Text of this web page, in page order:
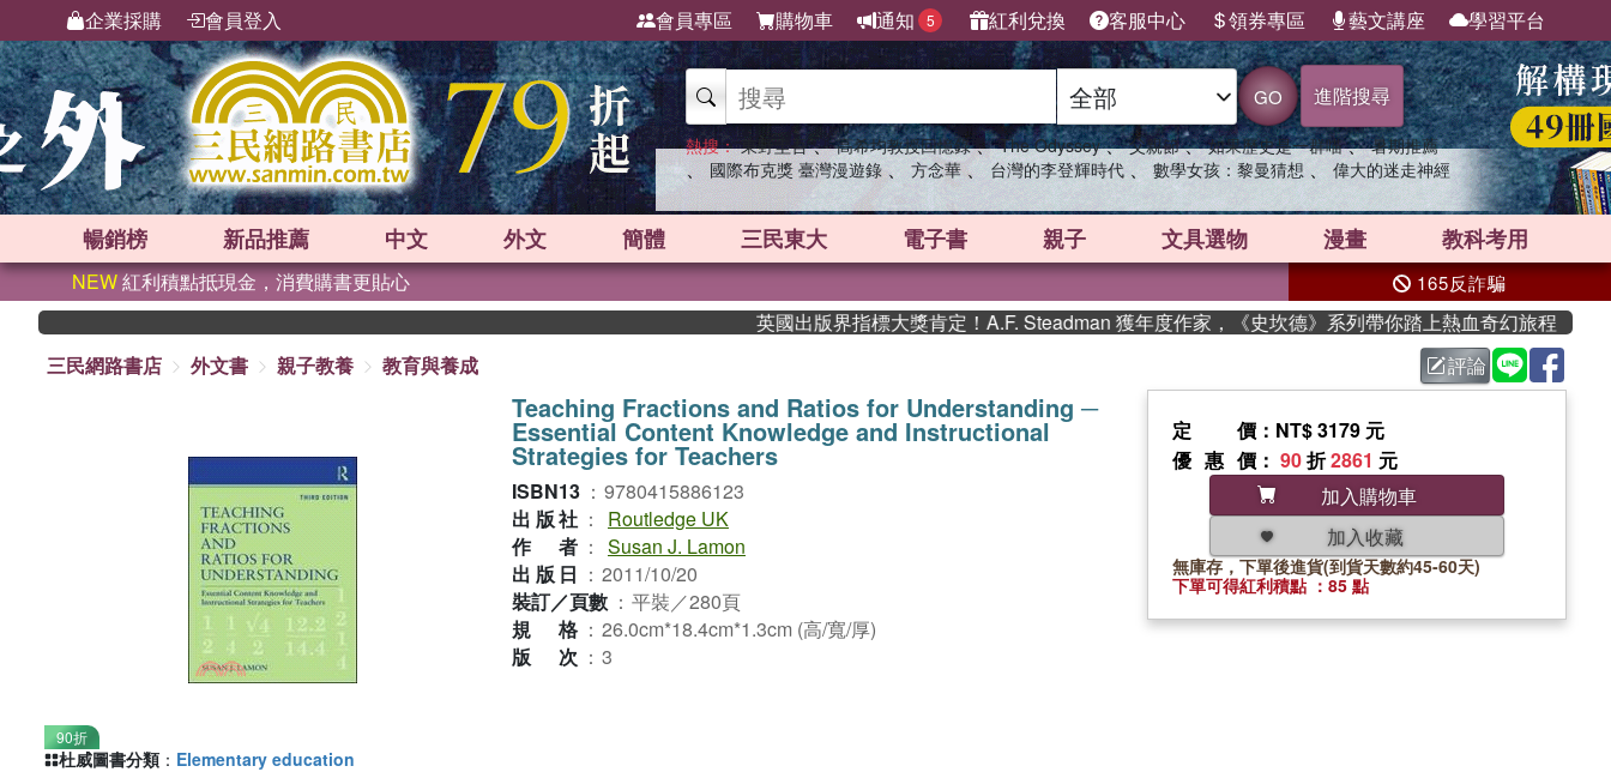
企業採購 會員登入 會員專區 購物車 通知 5 紅利兌換 客服中心 領券專區 藝文講座 學習平台
GO 進階搜尋
熱搜： 東野圭吾 、 高希均教授回憶錄 、 The Odyssey 、 父親節 、 如果歷史是一群喵 、 暑期推薦
、 國際布克獎 臺灣漫遊錄 、 方念華 、 台灣的李登輝時代 、 數學女孩：黎曼猜想 、 偉大的迷走神經
暢銷榜 新品推薦 中文 外文 簡體 三民東大 電子書 親子 文具選物 漫畫 教科考用
NEW紅利積點抵現金，消費購書更貼心 165反詐騙
英國出版界指標大獎肯定！A.F. Steadman 獲年度作家，《史坎德》系列帶你踏上熱血奇幻旅程
三民網路書店
外文書 親子教養 教育與養成 評論
90折
Teaching Fractions and Ratios for Understanding ─
Essential Content Knowledge and Instructional
Strategies for Teachers
ISBN13 ： 9780415886123
出版社 ：
Routledge UK
作者 ： Susan J. Lamon
出版日 ： 2011/10/20
裝訂／頁數 ： 平裝／280頁
規格 ： 26.0cm*18.4cm*1.3cm (高/寬/厚)
版次 ： 3
定價 ：NT$ 3179 元
優惠價 ： 90折2861 元
加入購物車
加入收藏
無庫存，下單後進貨(到貨天數約45-60天)
下單可得紅利積點 ：85 點
杜威圖書分類 ： Elementary education